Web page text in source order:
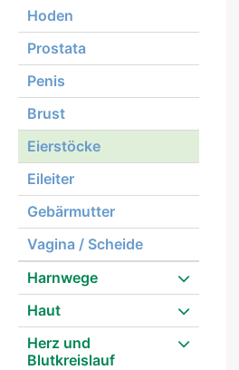
Hoden
Prostata
Penis
Brust
Eierstöcke
Eileiter
Gebärmutter
Vagina / Scheide
Harnwege
Haut
Herz und
Blutkreislauf